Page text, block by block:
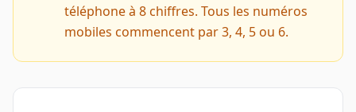
téléphone à 8 chiffres. Tous les numéros
mobiles commencent par 3, 4, 5 ou 6.